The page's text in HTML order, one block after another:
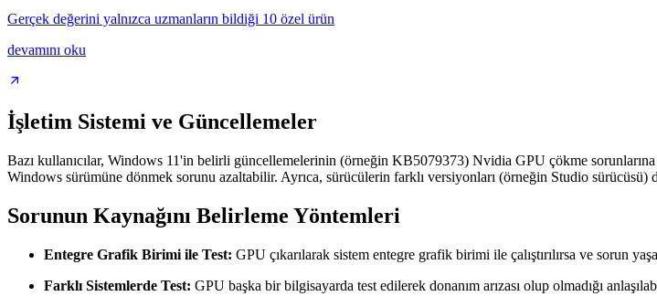
Gerçek değerini yalnızca uzmanların bildiği 10 özel ürün
devamını oku
İşletim Sistemi ve Güncellemeler
Bazı kullanıcılar, Windows 11'in belirli güncellemelerinin (örneğin KB5079373) Nvidia GPU çökme
Windows sürümüne dönmek sorunu azaltabilir. Ayrıca, sürücülerin farklı versiyonları (örneğin Studio sürücüsü)
Sorunun Kaynağını Belirleme Yöntemleri
Entegre Grafik Birimi ile Test: GPU çıkarılarak sistem entegre grafik birimi ile çalıştırılırsa ve sorun
Farklı Sistemlerde Test: GPU başka bir bilgisayarda test edilerek donanım arızası olup olmadığı